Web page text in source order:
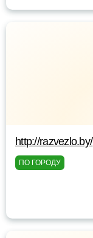
http://razvezlo.by/
ПО ГОРОДУ